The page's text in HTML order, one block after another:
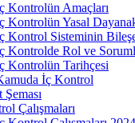
Kontrolün Amaçları
Kontrolün Yasal
Kontrol Sisteminin
Kontrolde Rol ve
Kontrolün Tarihçesi
İç Kontrol
Çalışmaları